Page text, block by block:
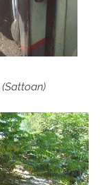
(Sattoan)